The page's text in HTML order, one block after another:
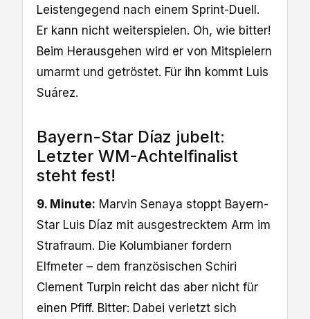
Leistengegend nach einem Sprint-Duell.
Er kann nicht weiterspielen. Oh, wie bitter!
Beim Herausgehen wird er von Mitspielern
umarmt und getröstet. Für ihn kommt Luis
Suárez.
Bayern-Star Díaz jubelt:
Letzter WM-Achtelfinalist
steht fest!
9. Minute: Marvin Senaya stoppt Bayern-
Star Luis Díaz mit ausgestrecktem Arm im
Strafraum. Die Kolumbianer fordern
Elfmeter – dem französischen Schiri
Clement Turpin reicht das aber nicht für
einen Pfiff. Bitter: Dabei verletzt sich